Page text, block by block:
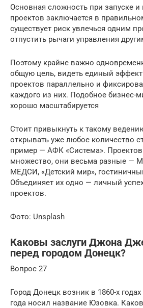
Основная сложность при запуске и
проектов заключается в
существует риск увлечься одним
отпустить рычаги управления
Поэтому крайне важно
общую цель, видеть единый эффект
проектов параллельно и
каждого из них. Подобное бизнес-
хорошо масштабируется
Стоит привыкнуть к такому
открывать уже любое количество
пример — АФК «Система».
множество, они весьма разные —
МЕДСИ, «Детский мир»,
Объединяет их одно — личный
проектов.
Фото: Unsplash
Каковы заслуги Джона
перед городом Донецк?
Вопрос 27
Город Донецк возник в 1860-х
года носил название Юзовка.